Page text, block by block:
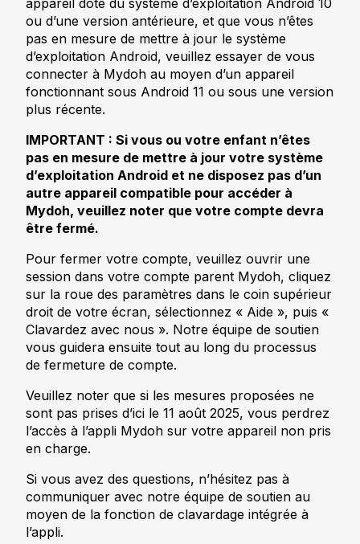
appareil doté du système d’exploitation Android 10
ou d’une version antérieure, et que vous n’êtes
pas en mesure de mettre à jour le système
d’exploitation Android, veuillez essayer de vous
connecter à Mydoh au moyen d’un appareil
fonctionnant sous Android 11 ou sous une version
plus récente.
IMPORTANT : Si vous ou votre enfant n’êtes
pas en mesure de mettre à jour votre système
d’exploitation Android et ne disposez pas d’un
autre appareil compatible pour accéder à
Mydoh, veuillez noter que votre compte devra
être fermé.
Pour fermer votre compte, veuillez ouvrir une
session dans votre compte parent Mydoh, cliquez
sur la roue des paramètres dans le coin supérieur
droit de votre écran, sélectionnez « Aide », puis «
Clavardez avec nous ». Notre équipe de soutien
vous guidera ensuite tout au long du processus
de fermeture de compte.
Veuillez noter que si les mesures proposées ne
sont pas prises d’ici le 11 août 2025, vous perdrez
l’accès à l’appli Mydoh sur votre appareil non pris
en charge.
Si vous avez des questions, n’hésitez pas à
communiquer avec notre équipe de soutien au
moyen de la fonction de clavardage intégrée à
l’appli.